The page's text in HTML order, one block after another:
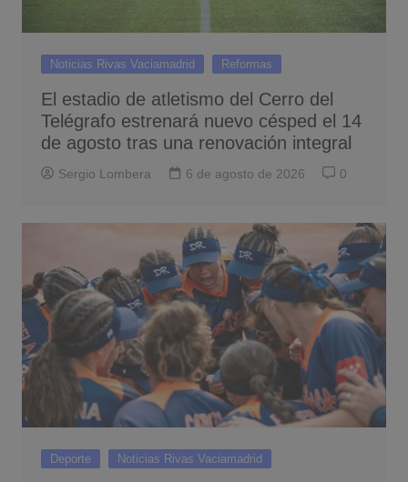
Noticias Rivas Vaciamadrid Reformas
El estadio de atletismo del Cerro del
Telégrafo estrenará nuevo césped el 14
de agosto tras una renovación integral
Sergio Lombera 6 de agosto de 2026 0
Deporte Noticias Rivas Vaciamadrid